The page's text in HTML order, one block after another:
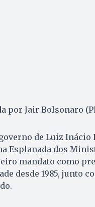
por Jair Bolsonaro
de Luiz Inácio
Esplanada dos
mandato como
desde 1985, junto